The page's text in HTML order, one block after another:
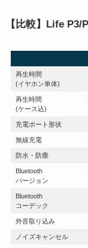
【比較】Life
再生時間
(イヤホン単体)
再生時間
(ケース込)
充電ポート形状
無線充電
防水・防塵
Bluetooth
バージョン
Bluetooth
コーデック
外音取り込み
ノイズキャンセル